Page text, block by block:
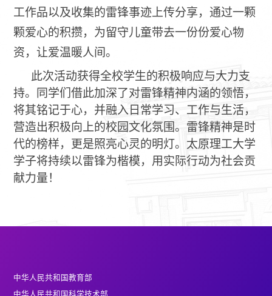
工作品以及收集的雷锋事迹上传分享，通过一颗
颗爱心的积攒，为留守儿童带去一份份爱心物
资，让爱温暖人间。
此次活动获得全校学生的积极响应与大力支
持。同学们借此加深了对雷锋精神内涵的领悟，
将其铭记于心，并融入日常学习、工作与生活，
营造出积极向上的校园文化氛围。雷锋精神是时
代的榜样，更是照亮心灵的明灯。太原理工大学
学子将持续以雷锋为楷模，用实际行动为社会贡
献力量！
中华人民共和国教育部